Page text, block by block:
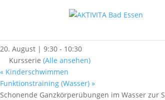
20. August | 9:30 - 10:30
Kursserie (Alle ansehen)
« Kinderschwimmen
Funktionstraining (Wasser) »
Schonende Ganzkörperübungen im Wasser zur